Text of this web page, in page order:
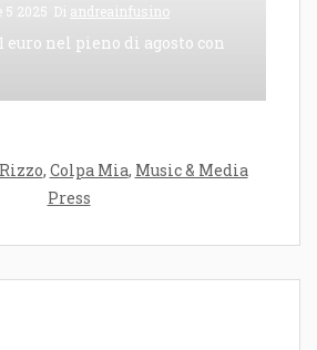
5 2025 Di andreainfusino
euro nel pieno di agosto con
, Colpa Mia, Music & Media
Press